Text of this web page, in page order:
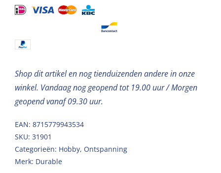
katoen
Shop dit artikel en nog tienduizenden andere in onze
winkel. Vandaag nog geopend tot 19.00 uur / Morgen
geopend vanaf 09.30 uur.
EAN: 8715779943534
SKU: 31901
Categorieën: Hobby, Ontspanning
Merk: Durable